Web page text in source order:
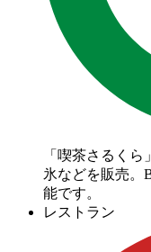
「喫茶さるく
氷などを販売。
能です。
レストラン